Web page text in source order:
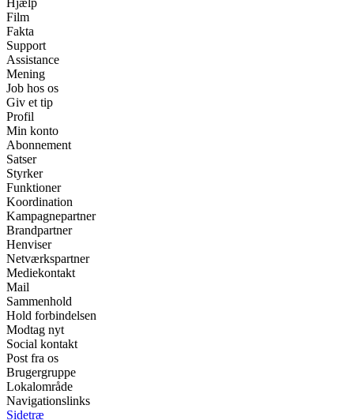
Hjælp
Film
Fakta
Support
Assistance
Mening
Job hos os
Giv et tip
Profil
Min konto
Abonnement
Satser
Styrker
Funktioner
Koordination
Kampagnepartner
Brandpartner
Henviser
Netværkspartner
Mediekontakt
Mail
Sammenhold
Hold forbindelsen
Modtag nyt
Social kontakt
Post fra os
Brugergruppe
Lokalområde
Navigationslinks
Sidetræ